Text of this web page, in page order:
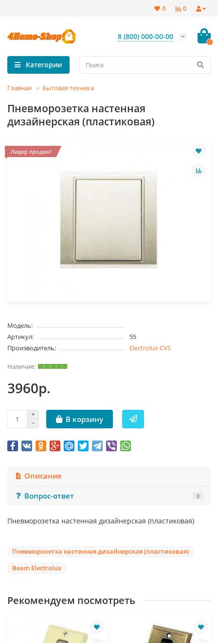
0
0
8 (800) 000-00-00
0
Категории
Главная Бытовая техника
Пневморозетка настенная
дизайнерская (пластиковая)
Лидер продаж!
Модель:
Артикул:
55
Производитель:
Electrolux CVS
3960р.
В корзину
Описание
Вопрос-ответ
0
Пневморозетка настенная дизайнерская (пластиковая)
Пневморозетка настенная дизайнерская (пластиковая)
Beam Electrolux
Рекомендуем посмотреть